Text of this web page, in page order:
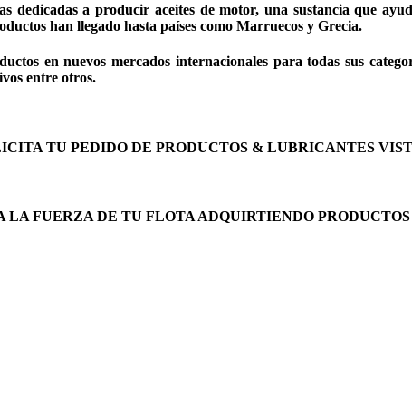
dedicadas a producir aceites de motor, una sustancia que
han llegado hasta países como Marruecos y Grecia.
en nuevos mercados internacionales para todas sus
entre otros.
TU PEDIDO DE PRODUCTOS & LUBRICANTES
LA FUERZA DE TU FLOTA ADQUIRTIENDO